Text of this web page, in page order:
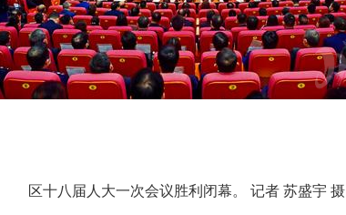
区十八届人大一次会议胜利闭幕。 记者 苏盛宇 摄